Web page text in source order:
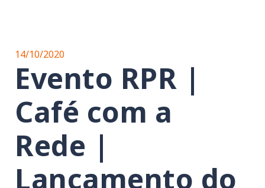
14/10/2020
Evento RPR |
Café com a
Rede |
Lançamento do